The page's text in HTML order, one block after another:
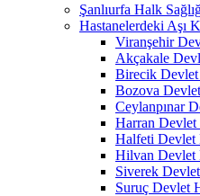
Şanlıurfa Halk
Hastanelerdeki Aşı
Viranşehir
Akçakale
Birecik Devlet
Bozova
Ceylanpınar
Harran Devlet
Halfeti Devlet
Hilvan Devlet
Siverek
Suruç Devlet